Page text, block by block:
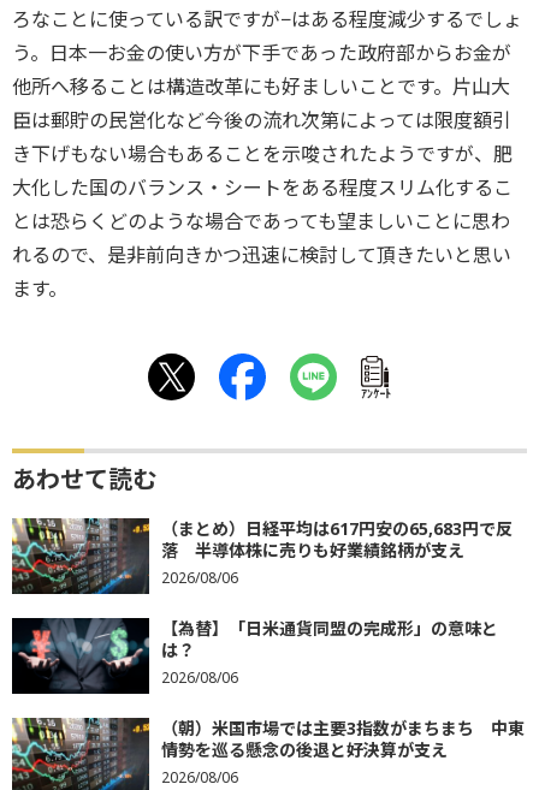
ろなことに使っている訳ですが−はある程度減少するでしょ
う。日本一お金の使い方が下手であった政府部からお金が
他所へ移ることは構造改革にも好ましいことです。片山大
臣は郵貯の民営化など今後の流れ次第によっては限度額引
き下げもない場合もあることを示唆されたようですが、肥
大化した国のバランス・シートをある程度スリム化するこ
とは恐らくどのような場合であっても望ましいことに思わ
れるので、是非前向きかつ迅速に検討して頂きたいと思い
ます。
ｱﾝｹｰﾄ
あわせて読む
（まとめ）日経平均は617円安の65,683円で反
落 半導体株に売りも好業績銘柄が支え
2026/08/06
【為替】「日米通貨同盟の完成形」の意味と
は？
2026/08/06
（朝）米国市場では主要3指数がまちまち 中東
情勢を巡る懸念の後退と好決算が支え
2026/08/06